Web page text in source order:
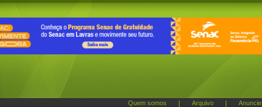
Quem somos Arquivo Anuncie